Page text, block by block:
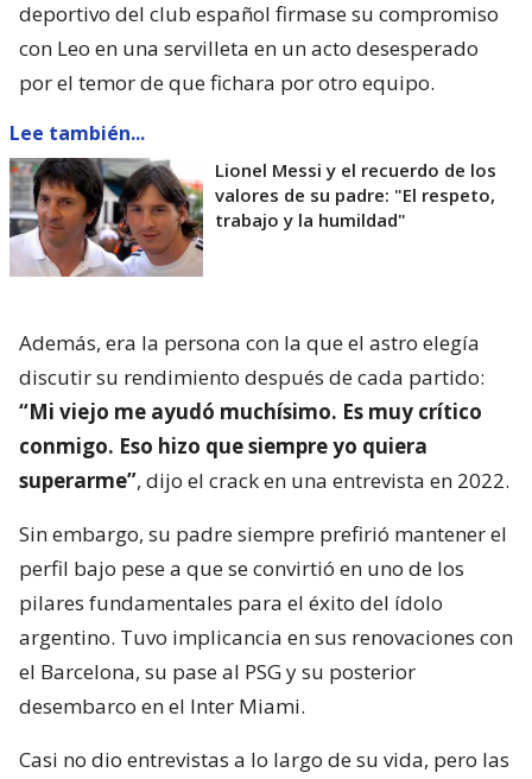
deportivo del club español firmase su compromiso
con Leo en una servilleta en un acto desesperado
por el temor de que fichara por otro equipo.
Lee también...
Lionel Messi y el recuerdo de los
valores de su padre: "El respeto,
trabajo y la humildad"
Además, era la persona con la que el astro elegía
discutir su rendimiento después de cada partido:
“Mi viejo me ayudó muchísimo. Es muy crítico
conmigo. Eso hizo que siempre yo quiera
superarme”, dijo el crack en una entrevista en 2022.
Sin embargo, su padre siempre prefirió mantener el
perfil bajo pese a que se convirtió en uno de los
pilares fundamentales para el éxito del ídolo
argentino. Tuvo implicancia en sus renovaciones con
el Barcelona, su pase al PSG y su posterior
desembarco en el Inter Miami.
Casi no dio entrevistas a lo largo de su vida, pero las